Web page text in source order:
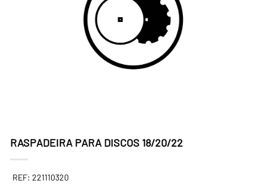
RASPADEIRA PARA DISCOS 18/20/22
REF: 221110320